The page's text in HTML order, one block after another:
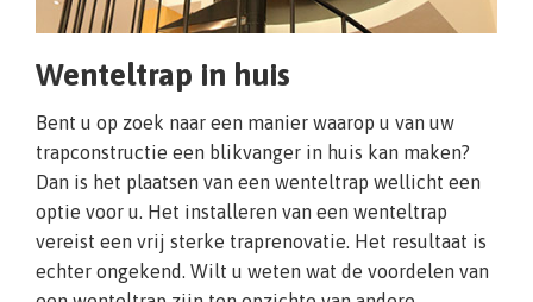
Wenteltrap in huis
Bent u op zoek naar een manier waarop u van uw
trapconstructie een blikvanger in huis kan maken?
Dan is het plaatsen van een wenteltrap wellicht een
optie voor u. Het installeren van een wenteltrap
vereist een vrij sterke traprenovatie. Het resultaat is
echter ongekend. Wilt u weten wat de voordelen van